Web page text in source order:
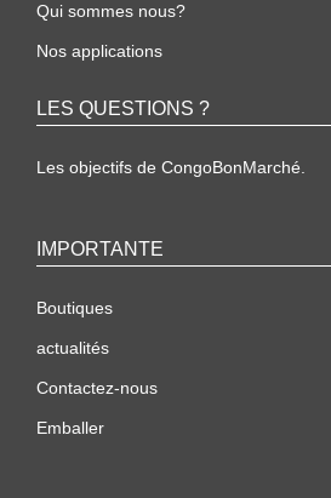
Qui sommes nous?
Nos applications
LES QUESTIONS ?
Les objectifs de CongoBonMarché.
IMPORTANTE
Boutiques
actualités
Contactez-nous
Emballer